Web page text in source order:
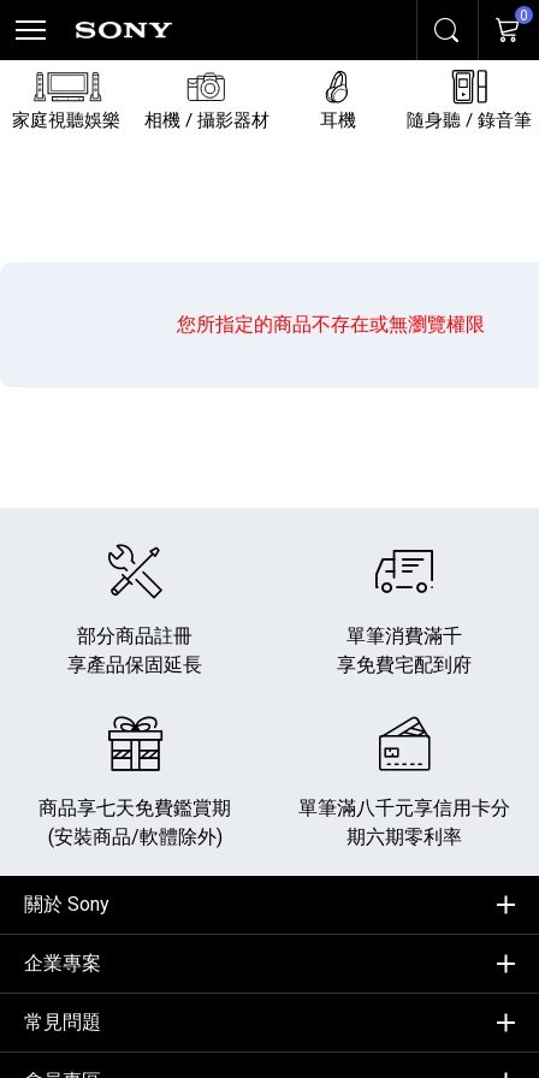
搜尋 購物
0
家庭視聽娛樂 相機 / 攝影器材 耳機 隨身聽 / 錄音筆
您所指定的商品不存在或無瀏覽權限
部分商品註冊
享產品保固延長
單筆消費滿千
享免費宅配到府
商品享七天免費鑑賞期
(安裝商品/軟體除外)
單筆滿八千元享信用卡分
期六期零利率
關於 Sony
企業專案
常見問題